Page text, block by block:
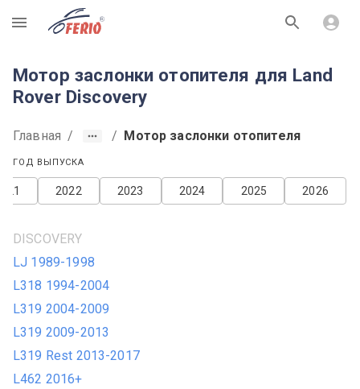
R
Мотор заслонки отопителя для Land
Rover Discovery
Главная / / Мотор заслонки отопителя
ГОД ВЫПУСКА
2026
2025
2024
2023
2022
DISCOVERY
LJ 1989-1998
L318 1994-2004
L319 2004-2009
L319 2009-2013
L319 Rest 2013-2017
L462 2016+